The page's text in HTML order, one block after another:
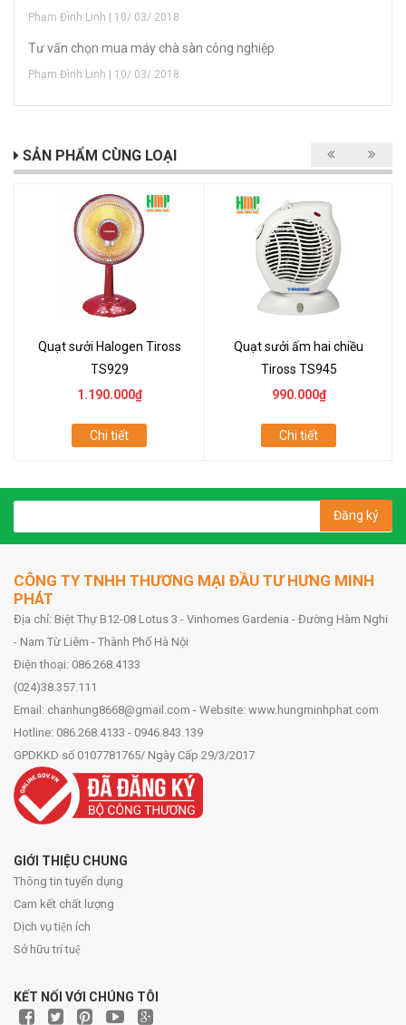
Phạm Đình Linh | 10/ 03/ 2018
Tư vấn chọn mua máy chà sàn công nghiệp
Phạm Đình Linh | 10/ 03/ 2018
SẢN PHẨM CÙNG LOẠI
Quạt sưởi Halogen Tiross
TS929
1.190.000₫
Chi tiết
Quạt sưởi ấm hai chiều
Tiross TS945
990.000₫
Chi tiết
Đăng ký
CÔNG TY TNHH THƯƠNG MẠI ĐẦU TƯ HƯNG MINH
PHÁT
Địa chỉ: Biệt Thự B12-08 Lotus 3 - Vinhomes Gardenia - Đường Hàm Nghi
- Nam Từ Liêm - Thành Phố Hà Nội
Điện thoại: 086.268.4133
(024)38.357.111
Email: chanhung8668@gmail.com - Website: www.hungminhphat.com
Hotline: 086.268.4133 - 0946.843.139
GPDKKD số 0107781765/ Ngày Cấp 29/3/2017
GIỚI THIỆU CHUNG
Thông tin tuyển dụng
Cam kết chất lượng
Dịch vụ tiện ích
Sở hữu trí tuệ
KẾT NỐI VỚI CHÚNG TÔI